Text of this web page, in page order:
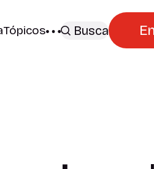
Tópicos Busca